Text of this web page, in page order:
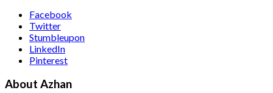
Facebook
Twitter
Stumbleupon
LinkedIn
Pinterest
About Azhan